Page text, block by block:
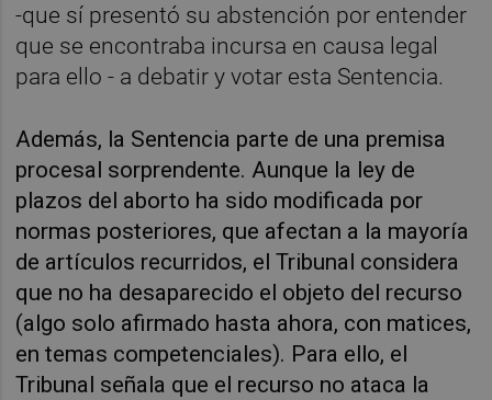
-que sí presentó su abstención por entender
que se encontraba incursa en causa legal
para ello - a debatir y votar esta Sentencia.
Además, la Sentencia parte de una premisa
procesal sorprendente. Aunque la ley de
plazos del aborto ha sido modificada por
normas posteriores, que afectan a la mayoría
de artículos recurridos, el Tribunal considera
que no ha desaparecido el objeto del recurso
(algo solo afirmado hasta ahora, con matices,
en temas competenciales). Para ello, el
Tribunal señala que el recurso no ataca la